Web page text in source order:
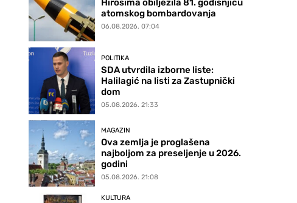
Hirošima obilježila 81. godišnjicu
atomskog bombardovanja
06.08.2026. 07:04
POLITIKA
SDA utvrdila izborne liste:
Halilagić na listi za Zastupnički
dom
05.08.2026. 21:33
MAGAZIN
Ova zemlja je proglašena
najboljom za preseljenje u 2026.
godini
05.08.2026. 21:08
KULTURA